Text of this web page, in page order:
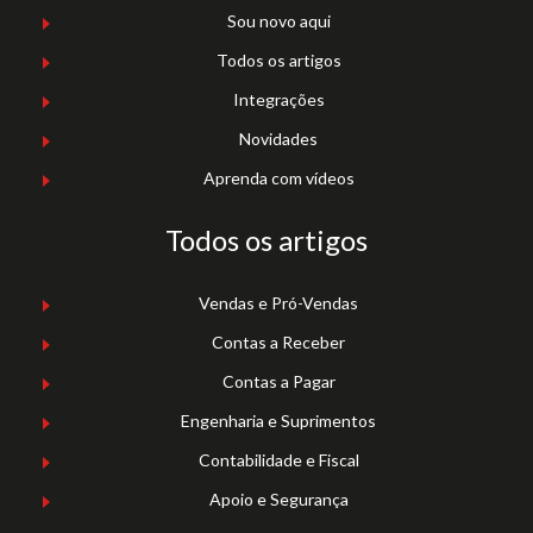
Sou novo aqui
Todos os artigos
Integrações
Novidades
Aprenda com vídeos
Todos os artigos
Vendas e Pró-Vendas
Contas a Receber
Contas a Pagar
Engenharia e Suprimentos
Contabilidade e Fiscal
Apoio e Segurança